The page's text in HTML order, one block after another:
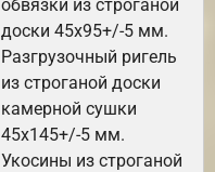
обвязки из строганой
доски 45х95+/-5 мм.
Разгрузочный ригель
из строганой доски
камерной сушки
45х145+/-5 мм.
Укосины из строганой